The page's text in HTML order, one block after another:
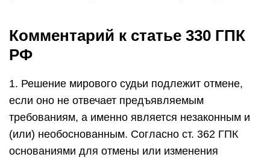
Комментарий к статье 330 ГПК
РФ
1. Решение мирового судьи подлежит отмене,
если оно не отвечает предъявляемым
требованиям, а именно является незаконным и
(или) необоснованным. Согласно ст. 362 ГПК
основаниями для отмены или изменения